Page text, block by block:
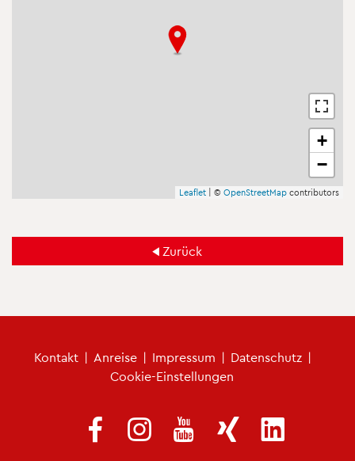
+
−
Leaflet | © OpenStreetMap contributors
Zu­rück
Kon­takt | An­rei­se | Im­pres­sum | Da­ten­schutz |
Coo­kie-Ein­stel­lun­gen